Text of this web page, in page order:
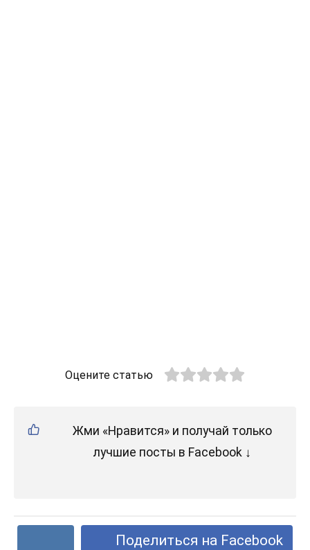
Оцените статью
Жми «Нравится» и получай только
лучшие посты в Facebook ↓
Поделиться на Facebook